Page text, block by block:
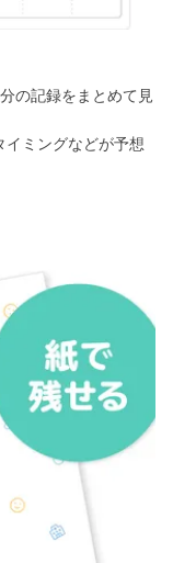
の記録をまとめて見
イミングなどが予想